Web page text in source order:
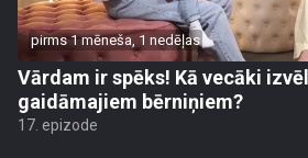
pirms 1 mēneša, 1 nedēļas
Vārdam ir spēks! Kā vecāki
gaidāmajiem bērniņiem?
17. epizode